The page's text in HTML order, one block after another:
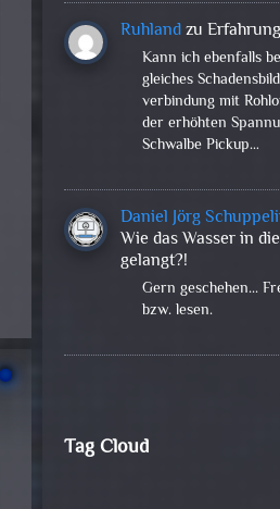
Ruhlandzu
Kann ich ebenfalls
gleiches
verbindung mit
der erhöhten
Schwalbe Pickup…
Daniel Jörg
Wie das Wasser in
gelangt?!
Gern geschehen...
bzw. lesen.
Tag Cloud